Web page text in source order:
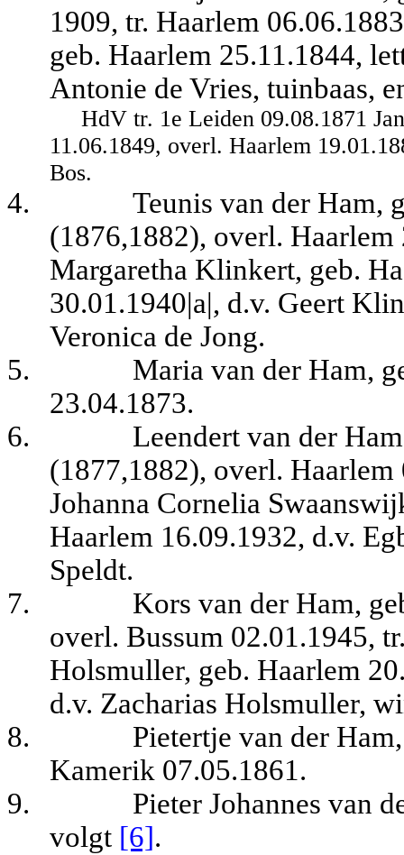
1909, tr. Haarlem
geb. Haarlem 25.11.1844,
Antonie de Vries, tuinbaas,
HdV tr. 1e Leiden 09.08.1871
11.06.1849, overl. Haarlem
Bos.
4.
Teunis van der Ham,
(1876,1882), overl.
Margaretha Klinkert, geb.
30.01.1940|a|, d.v. Geert
Veronica de Jong.
5.
Maria van der Ham,
23.04.1873.
6.
Leendert van der
(1877,1882), overl.
Johanna Cornelia
Haarlem 16.09.1932, d.v.
Speldt.
7.
Kors van der Ham,
overl. Bussum 02.01.1945,
Holsmuller, geb. Haarlem
d.v. Zacharias Holsmuller,
8.
Pietertje van der
Kamerik 07.05.1861.
9.
Pieter Johannes van
volgt [6].